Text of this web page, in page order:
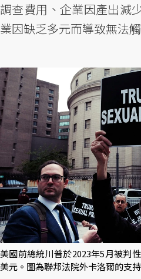
調查費用、企業因產出減
業因缺乏多元而導致無法
美國前總統川普於2023年5月被判
美元。圖為聯邦法院外卡洛爾的